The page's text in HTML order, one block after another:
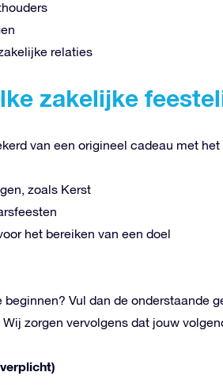
relaties
zakelijke
van een origineel cadeau met
zoals Kerst
het bereiken van een doel
beginnen? Vul dan de onderstaande
Wij zorgen vervolgens dat jouw